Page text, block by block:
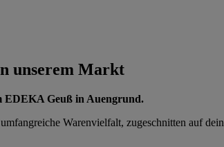
unserem Markt
EDEKA Geuß in Auengrund.
Warenvielfalt, zugeschnitten auf